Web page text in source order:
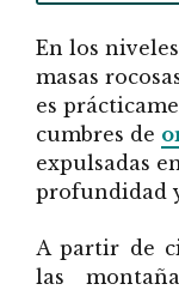
En los
masas
es
cumbres de
expulsadas
profundidad
A partir de
las